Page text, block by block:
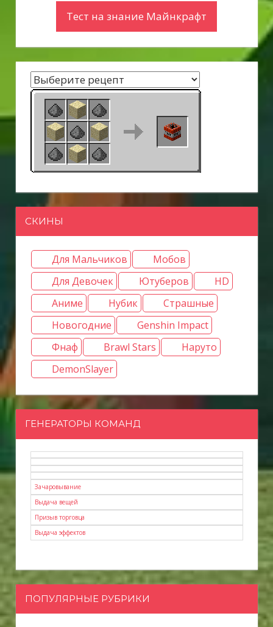
Тест на знание Майнкрафт
СКИНЫ
Для Мальчиков
Мобов
Для Девочек
Ютуберов
HD
Аниме
Нубик
Страшные
Новогодние
Genshin Impact
Фнаф
Brawl Stars
Наруто
DemonSlayer
ГЕНЕРАТОРЫ КОМАНД
Зачаровывание
Выдача вещей
Призыв торговца
Выдача эффектов
ПОПУЛЯРНЫЕ РУБРИКИ